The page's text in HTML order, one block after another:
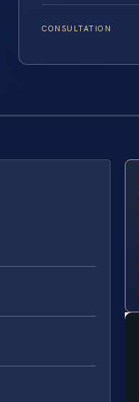
CONSULTATION